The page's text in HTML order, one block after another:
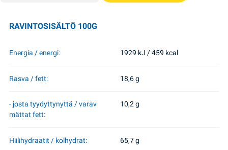
RAVINTOSISÄLTÖ 100G
Energia / energi: 1929 kJ / 459 kcal
Rasva / fett: 18,6 g
- josta tyydyttynyttä / varav
mättat fett:
10,2 g
Hiilihydraatit / kolhydrat: 65,7 g